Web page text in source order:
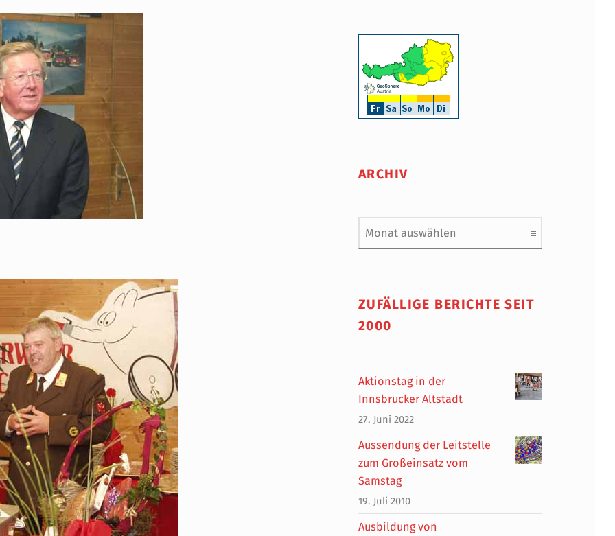
ARCHIV
Archiv
ZUFÄLLIGE BERICHTE SEIT
2000
Aktionstag in der
Innsbrucker Altstadt
27. Juni 2022
Aussendung der Leitstelle
zum Großeinsatz vom
Samstag
19. Juli 2010
Ausbildung von